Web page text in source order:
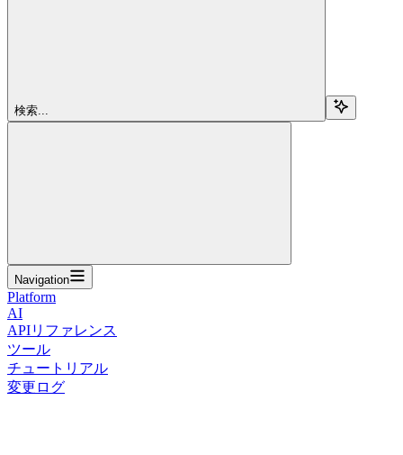
検索...
Navigation
Platform
AI
APIリファレンス
ツール
チュートリアル
変更ログ